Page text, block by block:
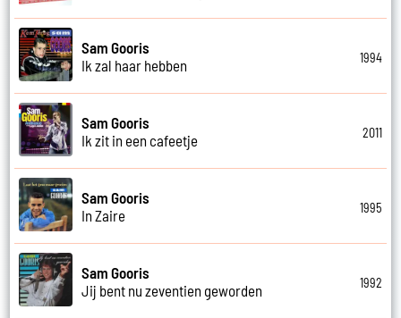
Sam Gooris
Ik zal haar hebben
1994
Sam Gooris
Ik zit in een cafeetje
2011
Sam Gooris
In Zaire
1995
Sam Gooris
Jij bent nu zeventien geworden
1992